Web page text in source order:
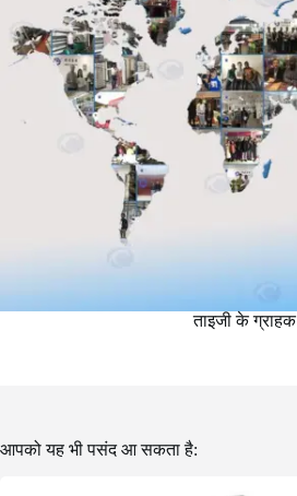
ताइजी के ग्राहक
आपको यह भी पसंद आ सकता है: